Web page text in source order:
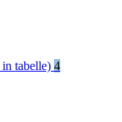
tabelle) 4